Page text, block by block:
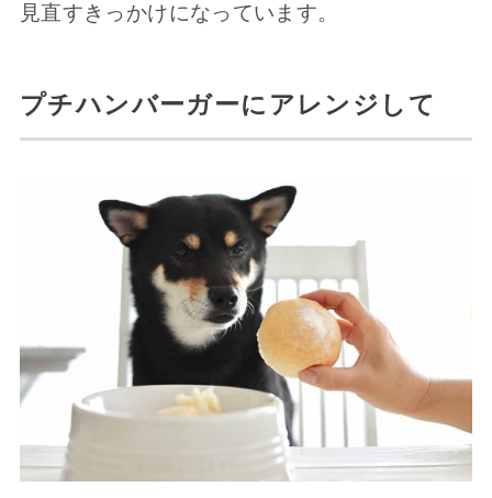
見直すきっかけになっています。
プチハンバーガーにアレンジして